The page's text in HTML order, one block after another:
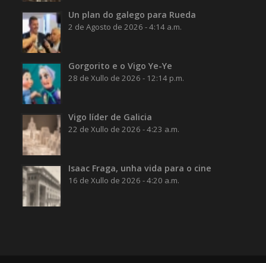
Un plan do galego para Rueda
2 de Agosto de 2026 - 4:14 a.m.
Gorgorito e o Vigo Ye-Ye
28 de Xullo de 2026 - 12:14 p.m.
Vigo líder de Galicia
22 de Xullo de 2026 - 4:23 a.m.
Isaac Fraga, unha vida para o cine
16 de Xullo de 2026 - 4:20 a.m.